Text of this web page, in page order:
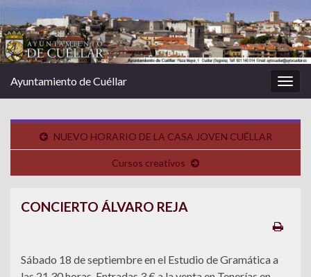
la
Ayuntamiento de Cuéllar
NUEVO HORARIO DE LA CASA JOVEN CUÉLLAR
Cursos creativos
CONCIERTO ÁLVARO REJA
Sábado 18 de septiembre en el Estudio de Gramática a